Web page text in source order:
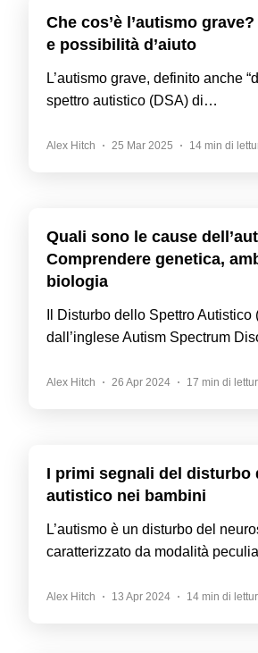
Che cos’è l’autismo
e possibilità d’aiuto
L’autismo grave, definito anche
spettro autistico (DSA) di…
Alex Hitch 25 Mar 2025 14 min di
Quali sono le cause
Comprendere genetica,
biologia
Il Disturbo dello Spettro Autistico
dall’inglese Autism Spectrum
Alex Hitch 26 Apr 2024 17 min di
I primi segnali del disturbo
autistico nei bambini
L’autismo è un disturbo del
caratterizzato da modalità
Alex Hitch 13 Apr 2024 14 min di